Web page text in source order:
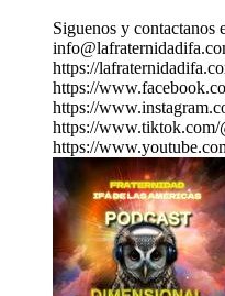
Siguenos y contactanos
https://
https://
https://
https://www.tiktok.com/
https://